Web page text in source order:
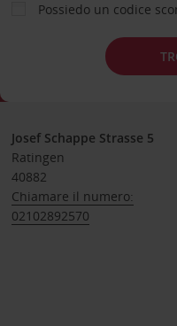
Possiedo un codice
Josef Schappe Strasse 5
Ratingen
40882
Chiamare il numero:
02102892570